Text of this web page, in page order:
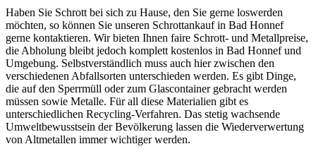
Haben Sie Schrott bei sich zu Hause, den Sie gerne loswerden
möchten, so können Sie unseren Schrottankauf in Bad Honnef
gerne kontaktieren. Wir bieten Ihnen faire Schrott- und Metallpreise,
die Abholung bleibt jedoch komplett kostenlos in Bad Honnef und
Umgebung. Selbstverständlich muss auch hier zwischen den
verschiedenen Abfallsorten unterschieden werden. Es gibt Dinge,
die auf den Sperrmüll oder zum Glascontainer gebracht werden
müssen sowie Metalle. Für all diese Materialien gibt es
unterschiedlichen Recycling-Verfahren. Das stetig wachsende
Umweltbewusstsein der Bevölkerung lassen die Wiederverwertung
von Altmetallen immer wichtiger werden.